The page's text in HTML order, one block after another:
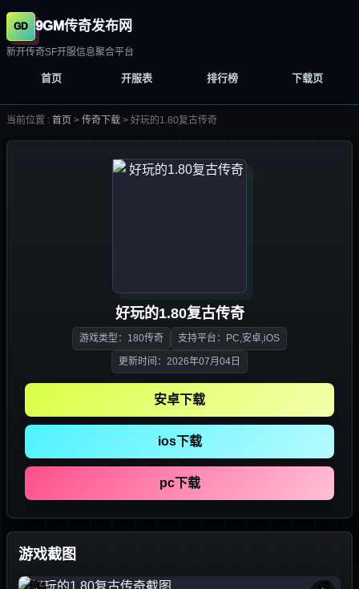
9GM传奇发布网
新开传奇SF开服信息聚合平台
首页 开服表 排行榜 下载页
当前位置 : 首页 > 传奇下载 > 好玩的1.80复古传奇
好玩的1.80复古传奇
游戏类型：180传奇 支持平台：PC,安卓,iOS
更新时间：2026年07月04日
安卓下载
ios下载
pc下载
游戏截图